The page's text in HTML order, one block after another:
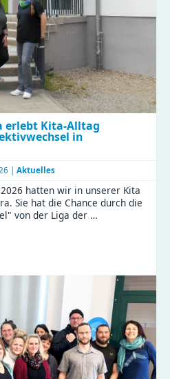
erlebt Kita-Alltag
in
| Aktuelles
hatten wir in unserer Kita
Sie hat die Chance durch die
von der Liga der …